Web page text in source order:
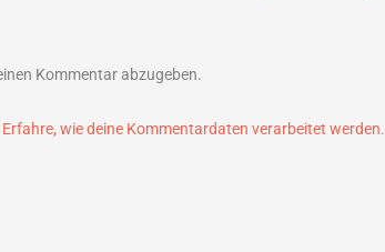
Kommentar abzugeben.
Erfahre, wie deine Kommentardaten verarbeitet werden.